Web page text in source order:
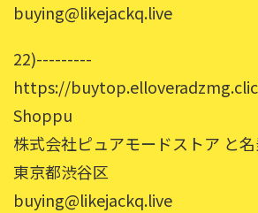
buying@likejackq.live
22)---------
https://
Shoppu
株式会社ピュアモードストア と
東京都渋谷区
buying@likejackq.live